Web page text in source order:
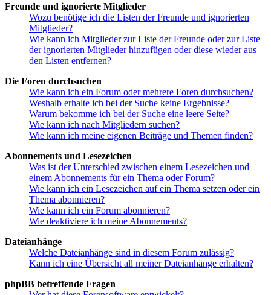
Freunde und ignorierte Mitglieder
Wozu benötige ich die Listen der Freunde und ignorierten
Mitglieder?
Wie kann ich Mitglieder zur Liste der Freunde oder zur Liste
der ignorierten Mitglieder hinzufügen oder diese wieder aus
den Listen entfernen?
Die Foren durchsuchen
Wie kann ich ein Forum oder mehrere Foren durchsuchen?
Weshalb erhalte ich bei der Suche keine Ergebnisse?
Warum bekomme ich bei der Suche eine leere Seite?
Wie kann ich nach Mitgliedern suchen?
Wie kann ich meine eigenen Beiträge und Themen finden?
Abonnements und Lesezeichen
Was ist der Unterschied zwischen einem Lesezeichen und
einem Abonnements für ein Thema oder Forum?
Wie kann ich ein Lesezeichen auf ein Thema setzen oder ein
Thema abonnieren?
Wie kann ich ein Forum abonnieren?
Wie deaktiviere ich meine Abonnements?
Dateianhänge
Welche Dateianhänge sind in diesem Forum zulässig?
Kann ich eine Übersicht all meiner Dateianhänge erhalten?
phpBB betreffende Fragen